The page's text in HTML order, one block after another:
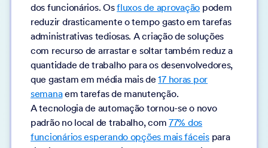
dos funcionários. Osfluxos de aprovação podem
reduzir drasticamente o tempo gasto em tarefas
administrativas tediosas. A criação de soluções
com recurso de arrastar e soltar também reduz a
quantidade de trabalho para os desenvolvedores,
que gastam em média mais de17 horas por
semanaem tarefas de manutenção.
A tecnologia de automação tornou-se o novo
padrão no local de trabalho, com77% dos
funcionários esperando opções mais fáceispara